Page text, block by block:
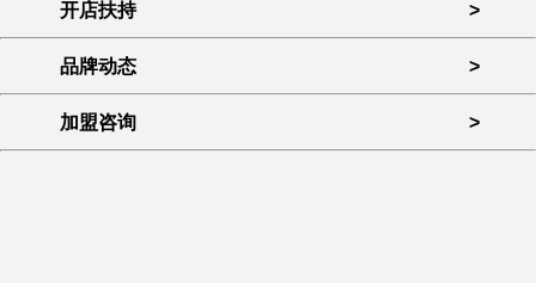
开店扶持 >
品牌动态 >
加盟咨询 >